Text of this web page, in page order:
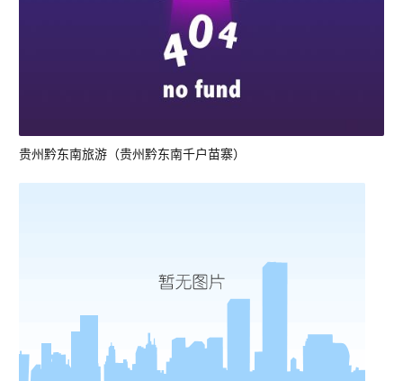
贵州黔东南旅游（贵州黔东南千户苗寨）